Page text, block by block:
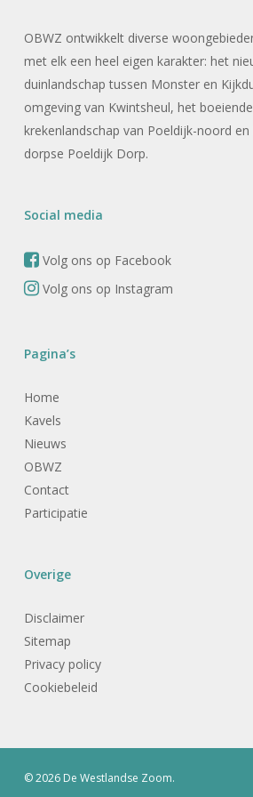
OBWZ ontwikkelt diverse
met elk een heel eigen karakter: het
duinlandschap tussen Monster en
omgeving van Kwintsheul, het
krekenlandschap van Poeldijk-noord
dorpse Poeldijk Dorp.
Social media
Volg ons op Facebook
Volg ons op Instagram
Pagina’s
Home
Kavels
Nieuws
OBWZ
Contact
Participatie
Overige
Disclaimer
Sitemap
Privacy policy
Cookiebeleid
© 2026 De Westlandse Zoom.